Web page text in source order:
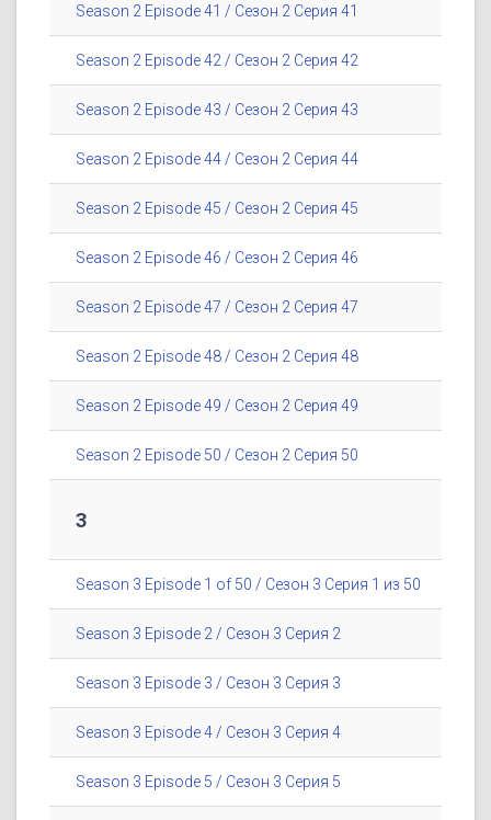
Season 2 Episode 41 / Сезон 2 Серия 41
Season 2 Episode 42 / Сезон 2 Серия 42
Season 2 Episode 43 / Сезон 2 Серия 43
Season 2 Episode 44 / Сезон 2 Серия 44
Season 2 Episode 45 / Сезон 2 Серия 45
Season 2 Episode 46 / Сезон 2 Серия 46
Season 2 Episode 47 / Сезон 2 Серия 47
Season 2 Episode 48 / Сезон 2 Серия 48
Season 2 Episode 49 / Сезон 2 Серия 49
Season 2 Episode 50 / Сезон 2 Серия 50
3
Season 3 Episode 1 of 50 / Сезон 3 Серия 1 из 50
Season 3 Episode 2 / Сезон 3 Серия 2
Season 3 Episode 3 / Сезон 3 Серия 3
Season 3 Episode 4 / Сезон 3 Серия 4
Season 3 Episode 5 / Сезон 3 Серия 5